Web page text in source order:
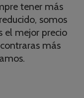
tener más
somos
el mejor precio
más